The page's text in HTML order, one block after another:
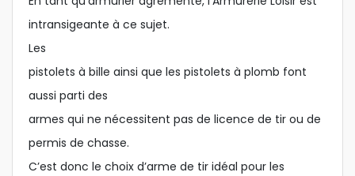
intransigeante à ce sujet.
Les
pistolets à bille ainsi que les pistolets à plomb font
aussi parti des
armes qui ne nécessitent pas de licence de tir ou de
permis de chasse.
C’est donc le choix d’arme de tir idéal pour les